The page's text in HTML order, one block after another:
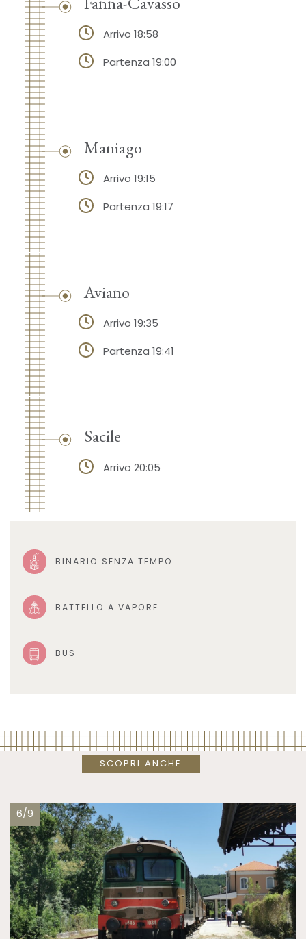
Arrivo 18:58
Partenza 19:00
Maniago
Arrivo 19:15
Partenza 19:17
Aviano
Arrivo 19:35
Partenza 19:41
Sacile
Arrivo 20:05
BINARIO SENZA TEMPO
BATTELLO A VAPORE
BUS
SCOPRI ANCHE
6/9